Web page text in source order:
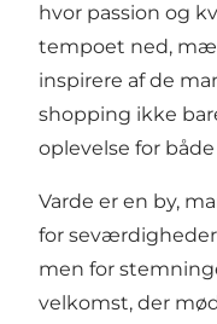
hvor passion og
tempoet ned,
inspirere af de
shopping ikke
oplevelse for
Varde er en by,
for
men for
velkomst, der